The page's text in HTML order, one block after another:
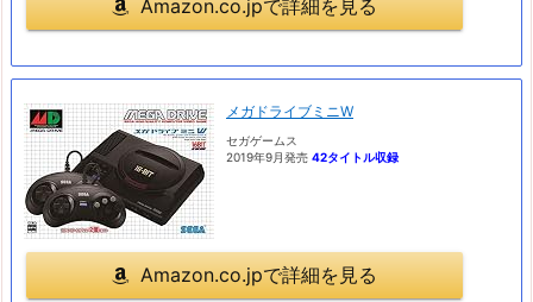
Amazon.co.jpで詳細を見る
メガドライブミニW
セガゲームス
2019年9月発売 42タイトル収録
Amazon.co.jpで詳細を見る